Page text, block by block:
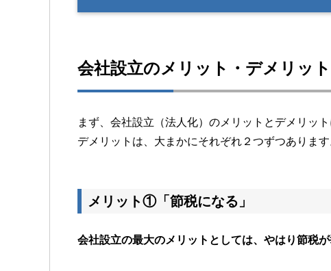
会社設立のメリット・デメリット
まず、会社設立（法人化）のメリットとデメリッ
デメリットは、大まかにそれぞれ２つずつあります
メリット①「節税になる」
会社設立の最大のメリットとしては、やはり節税が